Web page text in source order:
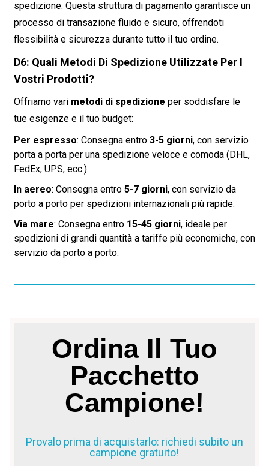
spedizione. Questa struttura di pagamento garantisce un
processo di transazione fluido e sicuro, offrendoti
flessibilità e sicurezza durante tutto il tuo ordine.
D6: Quali Metodi Di Spedizione Utilizzate Per I
Vostri Prodotti?
Offriamo vari metodi di spedizione per soddisfare le
tue esigenze e il tuo budget:
Per espresso: Consegna entro 3-5 giorni, con servizio
porta a porta per una spedizione veloce e comoda (DHL,
FedEx, UPS, ecc.).
In aereo: Consegna entro 5-7 giorni, con servizio da
porto a porto per spedizioni internazionali più rapide.
Via mare: Consegna entro 15-45 giorni, ideale per
spedizioni di grandi quantità a tariffe più economiche, con
servizio da porto a porto.
Ordina Il Tuo
Pacchetto
Campione!
Provalo prima di acquistarlo: richiedi subito un
campione gratuito!